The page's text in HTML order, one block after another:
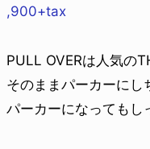
,900+tax
PULL OVERは人気の
そのままパーカーにし
パーカーになってもし